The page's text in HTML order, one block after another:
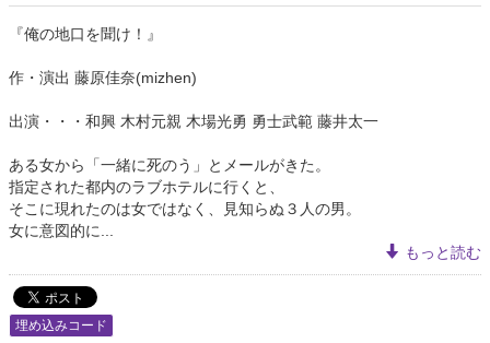
『俺の地口を聞け！』
作・演出 藤原佳奈(mizhen)
出演・・・和興 木村元親 木場光勇 勇士武範 藤井太一
ある女から「一緒に死のう」とメールがきた。
指定された都内のラブホテルに行くと、
そこに現れたのは女ではなく、見知らぬ３人の男。
女に意図的に...
もっと読む
埋め込みコード